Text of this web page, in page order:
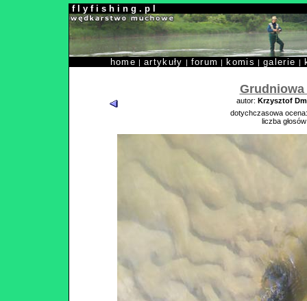
f l y f i s h i n g . p l
home |artykuły | forum | komis |galerie |
Grudniowa
autor: Krzysztof
dotychczasowa
liczba